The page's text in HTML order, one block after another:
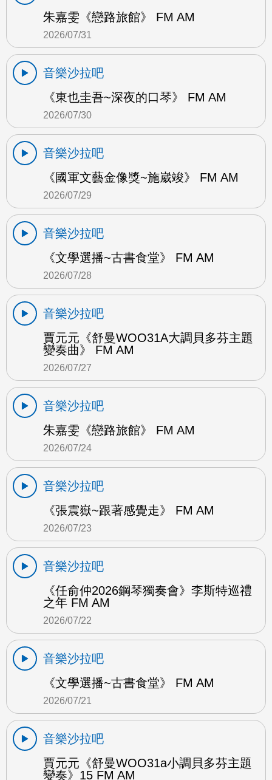
朱嘉雯《戀路旅館》 FM AM
2026/07/31
音樂沙拉吧
《東也圭吾~深夜的口琴》 FM AM
2026/07/30
音樂沙拉吧
《國軍文藝金像獎~施崴竣》 FM AM
2026/07/29
音樂沙拉吧
《文學選播~古書食堂》 FM AM
2026/07/28
音樂沙拉吧
賈元元《舒曼WOO31A大調貝多芬主題
變奏曲》 FM AM
2026/07/27
音樂沙拉吧
朱嘉雯《戀路旅館》 FM AM
2026/07/24
音樂沙拉吧
《張震嶽~跟著感覺走》 FM AM
2026/07/23
音樂沙拉吧
《任俞仲2026鋼琴獨奏會》李斯特巡禮
之年 FM AM
2026/07/22
音樂沙拉吧
《文學選播~古書食堂》 FM AM
2026/07/21
音樂沙拉吧
賈元元《舒曼WOO31a小調貝多芬主題
變奏》15 FM AM